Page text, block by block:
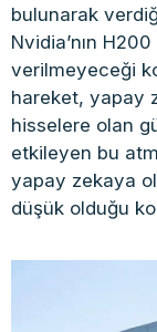
bulunarak
Nvidia’nın
verilmeyeceği
hareket, yapay
hisselere olan
etkileyen bu
yapay zekaya
düşük olduğu